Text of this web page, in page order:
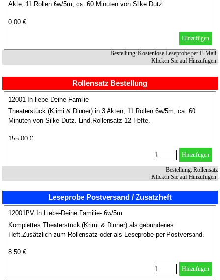
Akte, 11 Rollen 6w/5m, ca. 60 Minuten von Silke Dutz
0.00 €
Hinzufügen
Bestellung: Kostenlose Leseprobe per E-Mail.
Klicken Sie auf Hinzufügen.
Rollensatz Bestellung
12001 In liebe-Deine Familie
Theaterstück (Krimi & Dinner) in 3 Akten, 11 Rollen 6w/5m, ca. 60
Minuten von Silke Dutz. Lind.Rollensatz 12 Hefte.
155.00 €
Hinzufügen
Bestellung: Rollensatz
Klicken Sie auf Hinzufügen.
Leseprobe Postversand / Zusatzheft
12001PV In Liebe-Deine Familie- 6w/5m
Komplettes Theaterstück (Krimi & Dinner) als gebundenes
Heft.Zusätzlich zum Rollensatz oder als Leseprobe per Postversand.
8.50 €
Hinzufügen